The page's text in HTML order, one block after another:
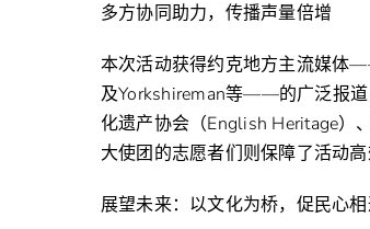
多方协同助力，传播声量倍增
本次活动获得约克地方主流媒体
及Yorkshireman等——的广泛报道
化遗产协会（English Heritage）
大使团的志愿者们则保障了活动
展望未来：以文化为桥，促民心